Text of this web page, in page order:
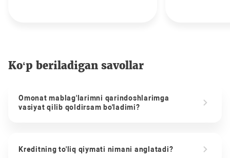
Ko‘p beriladigan savollar
Omonat mablag'larimni qarindoshlarimga
vasiyat qilib qoldirsam bo'ladimi?
Kreditning to'liq qiymati nimani anglatadi?